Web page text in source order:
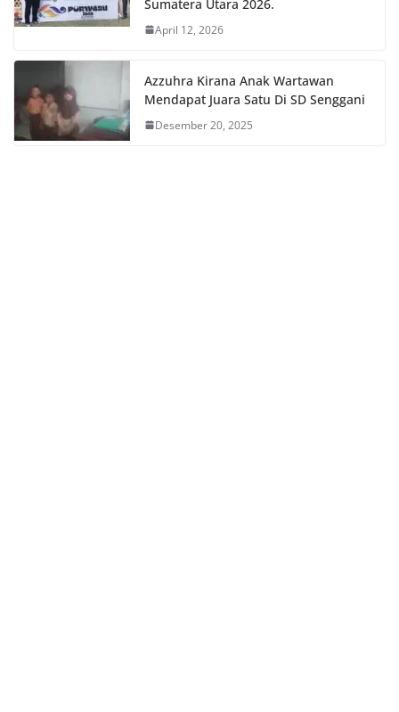
Sumatera Utara 2026.
April 12, 2026
Azzuhra Kirana Anak Wartawan
Mendapat Juara Satu Di SD Senggani
Desember 20, 2025